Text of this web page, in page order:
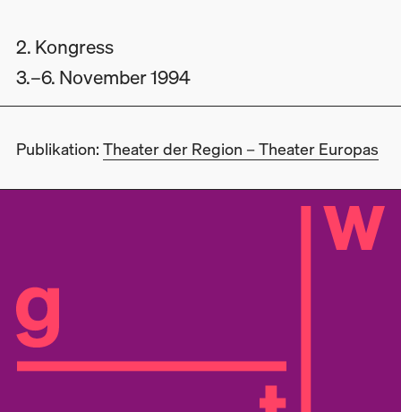
2. Kongress
3.–6. November 1994
Publikation:Theater der Region – Theater Europas